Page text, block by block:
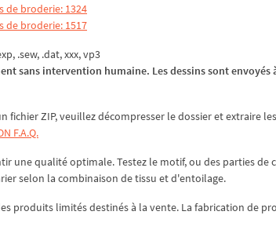
de broderie: 1324
de broderie: 1517
.sew, .dat, xxx, vp3
sans intervention humaine. Les dessins sont envoyés
fichier ZIP, veuillezdécompresser le dossier et extraire
F.A.Q.
une qualité optimale. Testez le motif, ou des parties de
selon la combinaison de tissu et d'entoilage.
produits limités destinés à la vente. La fabrication de